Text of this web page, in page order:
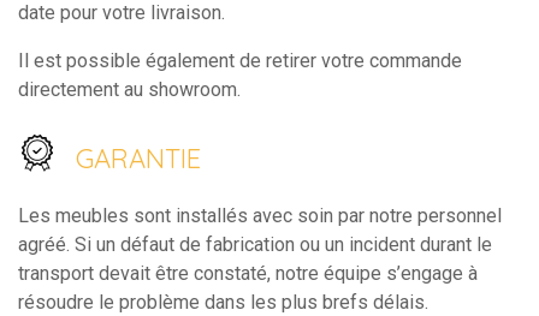
date pour votre livraison.
Il est possible également de retirer votre commande
directement au showroom.
GARANTIE
Les meubles sont installés avec soin par notre personnel
agréé. Si un défaut de fabrication ou un incident durant le
transport devait être constaté, notre équipe s’engage à
résoudre le problème dans les plus brefs délais.